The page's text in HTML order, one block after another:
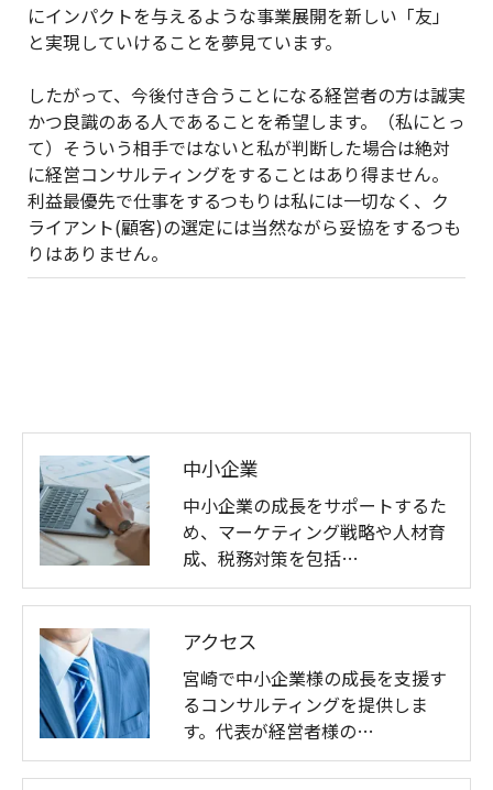
にインパクトを与えるような事業展開を新しい「友」
と実現していけることを夢見ています。
したがって、今後付き合うことになる経営者の方は誠実
かつ良識のある人であることを希望します。（私にとっ
て）そういう相手ではないと私が判断した場合は絶対
に経営コンサルティングをすることはあり得ません。
利益最優先で仕事をするつもりは私には一切なく、ク
ライアント(顧客)の選定には当然ながら妥協をするつも
りはありません。
中小企業
中小企業の成長をサポートするた
め、マーケティング戦略や人材育
成、税務対策を包括…
アクセス
宮崎で中小企業様の成長を支援す
るコンサルティングを提供しま
す。代表が経営者様の…